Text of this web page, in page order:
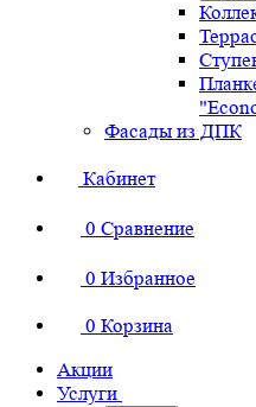
Фасады из ДПК
Кабинет
0 Сравнение
0 Избранное
0 Корзина
Акции
Услуги